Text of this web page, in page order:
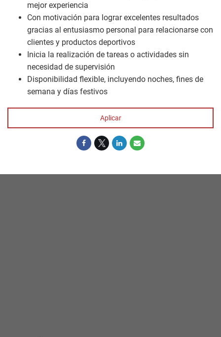
mejor experiencia
Con motivación para lograr excelentes resultados
gracias al entusiasmo personal para relacionarse con
clientes y productos deportivos
Inicia la realización de tareas o actividades sin
necesidad de supervisión
Disponibilidad flexible, incluyendo noches, fines de
semana y días festivos
Aplicar